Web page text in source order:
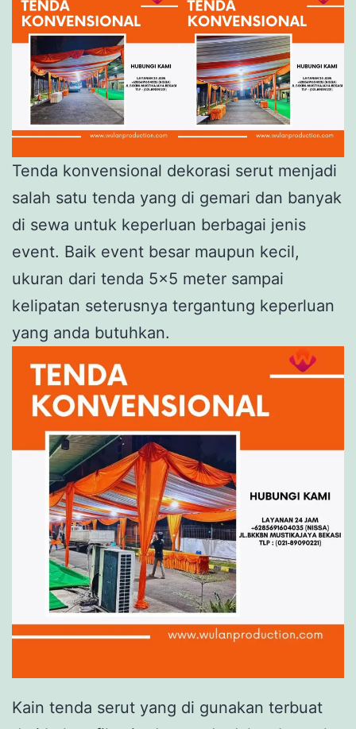
Tenda konvensional dekorasi serut menjadi
salah satu tenda yang di gemari dan banyak
di sewa untuk keperluan berbagai jenis
event. Baik event besar maupun kecil,
ukuran dari tenda 5×5 meter sampai
kelipatan seterusnya tergantung keperluan
yang anda butuhkan.
Kain tenda serut yang di gunakan terbuat